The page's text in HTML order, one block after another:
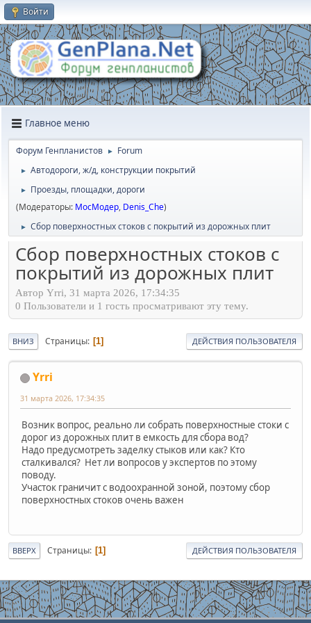
Войти
Главное меню
Форум Генпланистов ► Forum
► Автодороги, ж/д, конструкции покрытий
►
Проезды, площадки, дороги
(Модераторы: МосМодер, Denis_Che)
► Сбор поверхностных стоков с покрытий из дорожных плит
Сбор поверхностных стоков с
покрытий из дорожных плит
Автор Yrri, 31 марта 2026, 17:34:35
0 Пользователи и 1 гость просматривают эту тему.
ВНИЗ Страницы 1 ДЕЙСТВИЯ ПОЛЬЗОВАТЕЛЯ
Yrri
31 марта 2026, 17:34:35
Возник вопрос, реально ли собрать поверхностные стоки с
дорог из дорожных плит в емкость для сбора вод?
Надо предусмотреть заделку стыков или как? Кто
сталкивался? Нет ли вопросов у экспертов по этому
поводу.
Участок граничит с водоохранной зоной, поэтому сбор
поверхностных стоков очень важен
ВВЕРХ Страницы 1 ДЕЙСТВИЯ ПОЛЬЗОВАТЕЛЯ